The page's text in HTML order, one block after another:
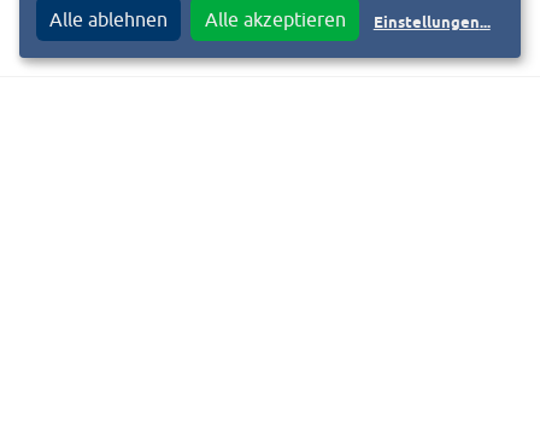
Alle ablehnen Alle akzeptieren Einstellungen...